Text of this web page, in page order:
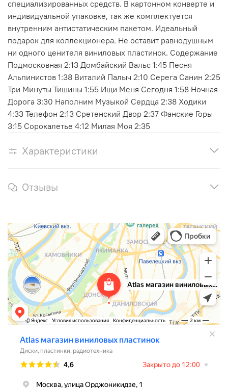
специализированных средств. В картонном конверте и
индивидуальной упаковке, так же комплектуется
внутренним антистатическим пакетом. Идеальный
подарок для коллекционера. Не оставит равнодушным
ни одного ценителя виниловых пластинок. Содержание
Подмосковная 2:13 Домбайский Вальс 1:45 Песня
Альпинистов 1:38 Виталий Палыч 2:10 Серега Санин 2:25
Три Минуты Тишины 1:55 Ищи Меня Сегодня 1:58 Ночная
Дорога 3:30 Наполним Музыкой Сердца 2:38 Ходики
4:33 Телефон 2:13 Сретенский Двор 2:37 Фанские Горы
3:15 Сорокалетье 4:12 Милая Моя 2:35
Характеристики
Отзывы